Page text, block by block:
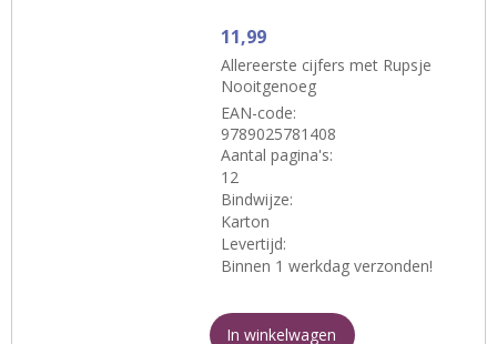
11,99
Allereerste cijfers met Rupsje
Nooitgenoeg
EAN-code:
9789025781408
Aantal pagina's:
12
Bindwijze:
Karton
Levertijd:
Binnen 1 werkdag verzonden!
In winkelwagen